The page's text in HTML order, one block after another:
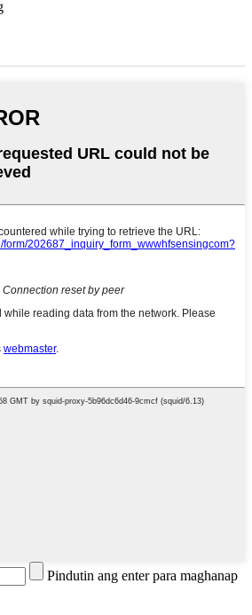
Pindutin ang enter para maghanap